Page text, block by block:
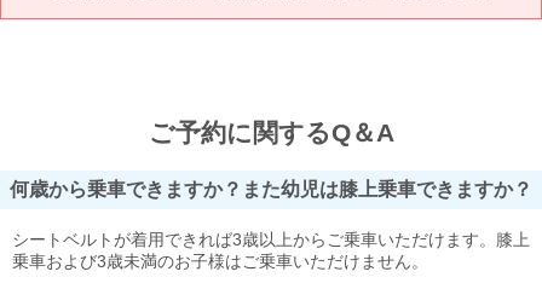
ご予約に関するQ＆A
何歳から乗車できますか？また幼児は膝上乗車できますか？
シートベルトが着用できれば3歳以上からご乗車いただけます。膝上
乗車および3歳未満のお子様はご乗車いただけません。